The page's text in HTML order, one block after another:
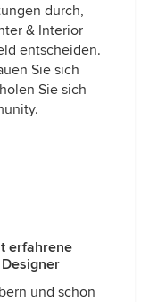
durch,
& Interior
entscheiden.
Sie sich
Sie sich
erfahrene
und schon